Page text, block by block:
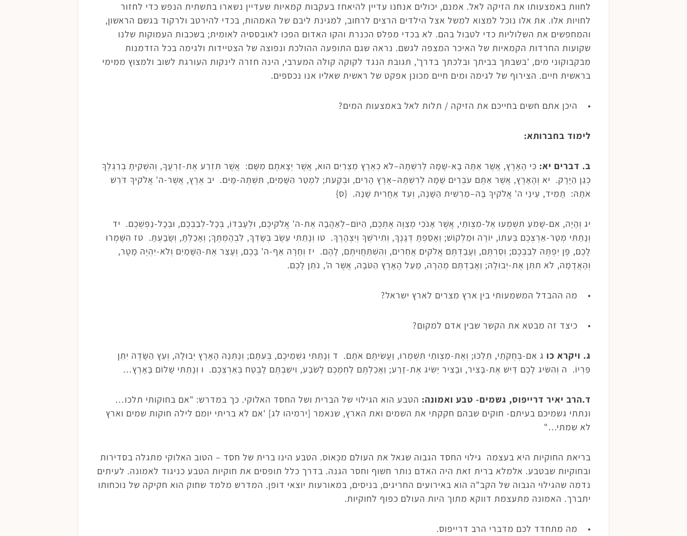
לחוות באמצעותו את הזיקה לאל. אמנם, יכולים אנחנו עדיין להיאחז בעקבות קמאיות שעדיין נשארו בתשתית הנפש כדי לחזור
לחויות אלו. את אלו נוכל למצוא למשל אצל הילדים הרצים לרחוב, למגינת ליבם של האמהות, בכדי להירטב ולרקוד בגשם הראשון,
והמחפשים את השלוליות כדי לטבול בהם. לא בכדי מפלס הכנרת והקו האדום הפכו לאובססיה לאומית; בשכבות העמוקות שלנו
שקועות החרדות הקמאיות של האיכר המצפה לגשם. נראה שגם התופעה ההולכת ונפוצה של הצטיידות ולגימה בכל הזדמנות
מבקבוקוני מים, 'בשבתך בביתך ובלכתך בדרך', תגובת הנגד לקוקה קולה המערבי, הינה חזרה לינקות העורגת לשוב ולמצוץ ממימי
בראשית חיים. הצירוף של לגימה ומים חיים מכונן אפקט של ראשית שאליו אנו נכספים.
• היכן אתם חשים בחייכם את הזיקה / תלות לאל באמצעות המים?
לימוד בחברותא:
ב. דברים יא: כִּי הָאָרֶץ, אֲשֶׁר אַתָּה בָא-שָׁמָּה לְרִשְׁתָּהּ–לֹא כְאֶרֶץ מִצְרַיִם הִוא, אֲשֶׁר יְצָאתֶם מִשָּׁם: אֲשֶׁר תִּזְרַע אֶת-זַרְעֲךָ, וְהִשְׁקִיתָ בְרַגְלְךָ
כְּגַן הַיָּרָק. יא וְהָאָרֶץ, אֲשֶׁר אַתֶּם עֹבְרִים שָׁמָּה לְרִשְׁתָּהּ–אֶרֶץ הָרִים, וּבְקָעֹת; לִמְטַר הַשָּׁמַיִם, תִּשְׁתֶּה-מָּיִם. יב אֶרֶץ, אֲשֶׁר-ה' אֱלֹקיךָ דֹּרֵשׁ
אֹתָהּ: תָּמִיד, עֵינֵי ה' אֱלֹקיךָ בָּהּ–מֵרֵשִׁית הַשָּׁנָה, וְעַד אַחֲרִית שָׁנָה. {ס}
יג וְהָיָה, אִם-שָׁמֹעַ תִּשְׁמְעוּ אֶל-מִצְו‍ֹתַי, אֲשֶׁר אָנֹכִי מְצַוֶּה אֶתְכֶם, הַיּוֹם–לְאַהֲבָה אֶת-ה' אֱלֹקיכֶם, וּלְעָבְדוֹ, בְּכָל-לְבַבְכֶם, וּבְכָל-נַפְשְׁכֶם. יד
וְנָתַתִּי מְטַר-אַרְצְכֶם בְּעִתּוֹ, יוֹרֶה וּמַלְקוֹשׁ; וְאָסַפְתָּ דְגָנֶךָ, וְתִירֹשְׁךָ וְיִצְהָרֶךָ. טו וְנָתַתִּי עֵשֶׂב בְּשָׂדְךָ, לִבְהֶמְתֶּךָ; וְאָכַלְתָּ, וְשָׂבָעְתָּ. טז הִשָּׁמְרוּ
לָכֶם, פֶּן יִפְתֶּה לְבַבְכֶם; וְסַרְתֶּם, וַעֲבַדְתֶּם אֱלֹקים אֲחֵרִים, וְהִשְׁתַּחֲוִיתֶם, לָהֶם. יז וְחָרָה אַף-ה' בָּכֶם, וְעָצַר אֶת-הַשָּׁמַיִם וְלֹא-יִהְיֶה מָטָר,
וְהָאֲדָמָה, לֹא תִתֵּן אֶת-יְבוּלָהּ; וַאֲבַדְתֶּם מְהֵרָה, מֵעַל הָאָרֶץ הַטֹּבָה, אֲשֶׁר ה', נֹתֵן לָכֶם.
• מה ההבדל המשמעותי בין ארץ מצרים לארץ ישראל?
• כיצד זה מבטא את הקשר שבין אדם למקום?
ג. ויקרא כו ג אִם-בְּחֻקֹּתַי, תֵּלֵכוּ; וְאֶת-מִצְו‍ֹתַי תִּשְׁמְרוּ, וַעֲשִׂיתֶם אֹתָם. ד וְנָתַתִּי גִשְׁמֵיכֶם, בְּעִתָּם; וְנָתְנָה הָאָרֶץ יְבוּלָהּ, וְעֵץ הַשָּׂדֶה יִתֵּן
פִּרְיוֹ. ה וְהִשִּׂיג לָכֶם דַּיִשׁ אֶת-בָּצִיר, וּבָצִיר יַשִּׂיג אֶת-זָרַע; וַאֲכַלְתֶּם לַחְמְכֶם לָשֹׂבַע, וִישַׁבְתֶּם לָבֶטַח בְּאַרְצְכֶם. ו וְנָתַתִּי שָׁלוֹם בָּאָרֶץ…
ד.הרב יאיר דרייפוס, גשמים- טבע ואמונה: הטבע הוא הגילוי של הברית ושל החסד האלוקי. כך במדרש: "אם בחוקותי תלכו…
ונתתי גשמיכם בעיתם- חוקים שבהם חקקתי את השמים ואת הארץ, שנאמר [ירמיהו לג] 'אם לא בריתי יומם לילה חוקות שמים וארץ
לא שמתי…"
בריאת החוקיות היא בעצמה גילוי החסד הגבוה שגאל את העולם מכָּאוֹס. הטבע הינו ברית של חסד – הטוב האלוקי מתגלה בסדירות
ובחוקיות שבטבע. אלמלא ברית זאת היה האדם נותר חשוף וחסר הגנה. בדרך כלל תופסים את חוקיות הטבע כניגוד לאמונה. לעיתים
נדמה שהגילוי הגבוה של הקב"ה הוא באירועים החריגים, בניסים, במאורעות יוצאי דופן. המדרש מלמד שחוק הוא חקיקה של נוכחותו
יתברך. האמונה מתעצמת דווקא מתוך היות העולם כפוף לחוקיות.
• מה מתחדד לכם מדברי הרב דרייפוס.